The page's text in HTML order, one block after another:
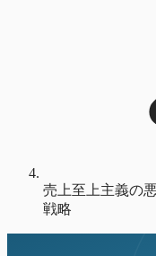
売上至上主義の
戦略